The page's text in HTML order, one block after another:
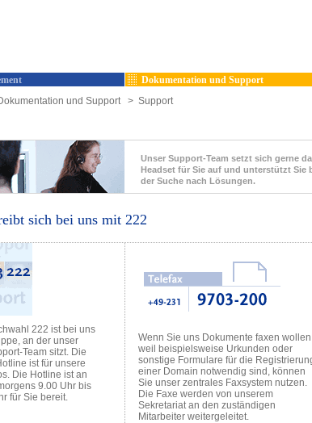
Dokumentation und Support
und Support > Support
Unser Support-Team setzt sich gerne
Headset für Sie auf und unterstützt Sie
der Suche nach Lösungen.
sich bei uns mit 222
222 ist bei uns
an der unser
Team sitzt. Die
ist für unsere
Die Hotline ist an
9.00 Uhr bis
für Sie bereit.
Wenn Sie uns Dokumente faxen
weil beispielsweise Urkunden oder
sonstige Formulare für die
einer Domain notwendig sind, können
Sie unser zentrales Faxsystem nutzen.
Die Faxe werden von unserem
Sekretariat an den zuständigen
Mitarbeiter weitergeleitet.